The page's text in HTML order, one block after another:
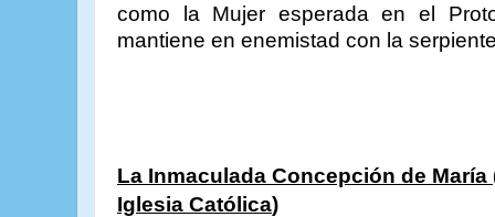
como la Mujer esperada en el
mantiene en enemistad con la
La Inmaculada Concepción de María
Iglesia Católica)